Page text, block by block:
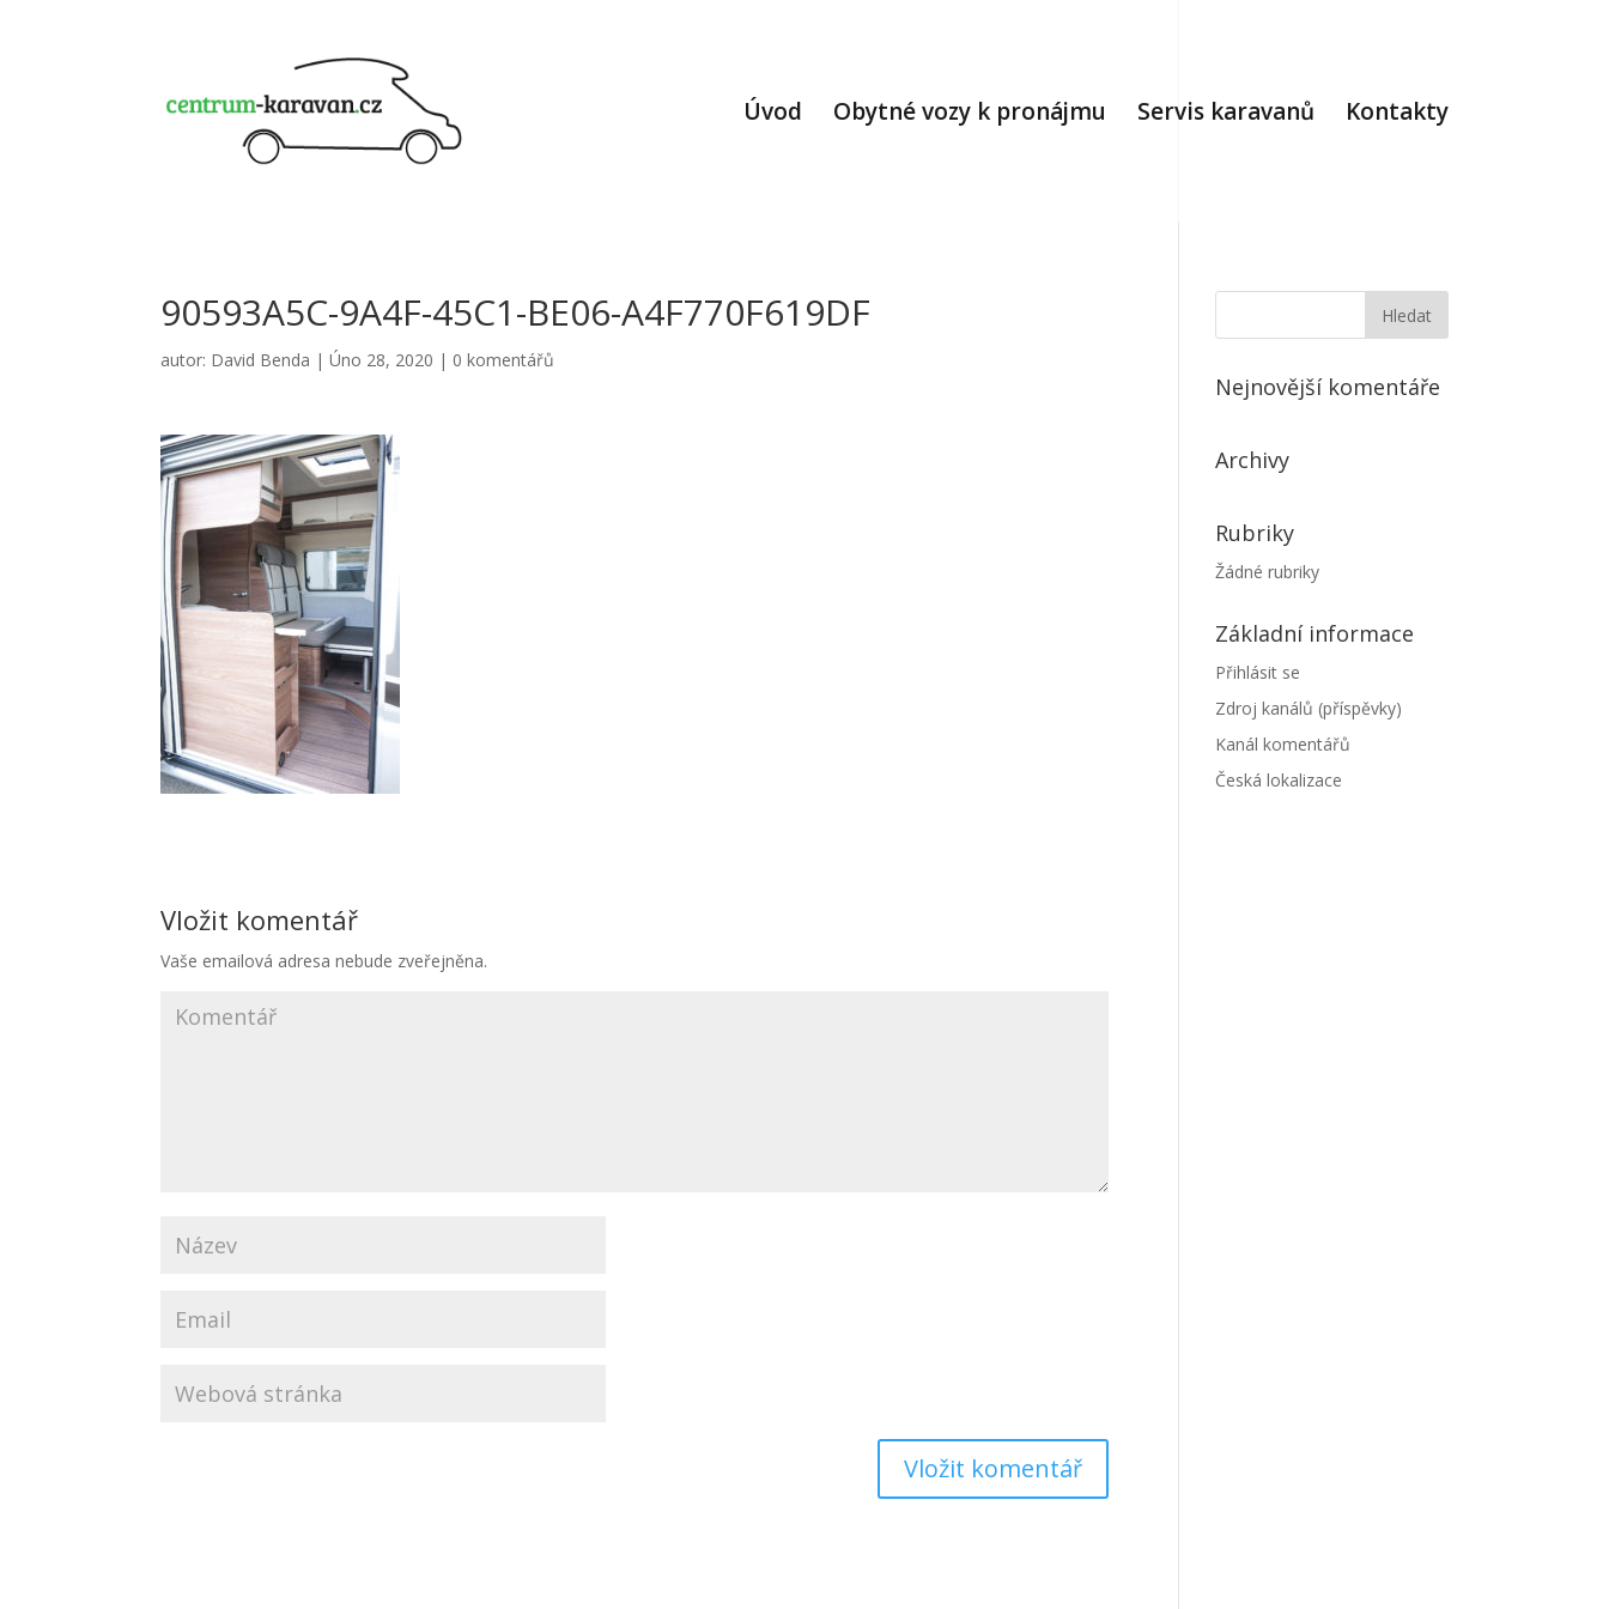
Úvod Obytné vozy k pronájmu Servis karavanů Kontakty
90593A5C-9A4F-45C1-BE06-A4F770F619DF
autor: David Benda |Úno 28, 2020 | 0 komentářů
Vložit komentář
Vaše emailová adresa nebude zveřejněna.
Nejnovější komentáře
Archivy
Rubriky
Žádné rubriky
Základní informace
Přihlásit se
Zdroj kanálů (příspěvky)
Kanál komentářů
Česká lokalizace